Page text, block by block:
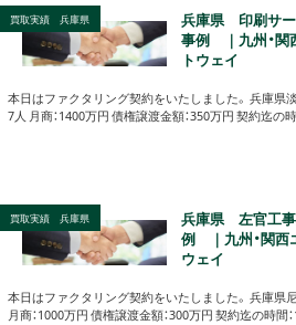
買取実績 兵庫県
兵庫県 印刷サ
事例 ｜九州・関
トウェイ
本日はファクタリング契約をいたしました。 兵庫県
7人 月商：1400万円 債権譲渡金額：350万円 契約迄の
買取実績 兵庫県
兵庫県 左官工
例 ｜九州・関西
ウェイ
本日はファクタリング契約をいたしました。 兵庫県
月商：1000万円 債権譲渡金額：300万円 契約迄の時